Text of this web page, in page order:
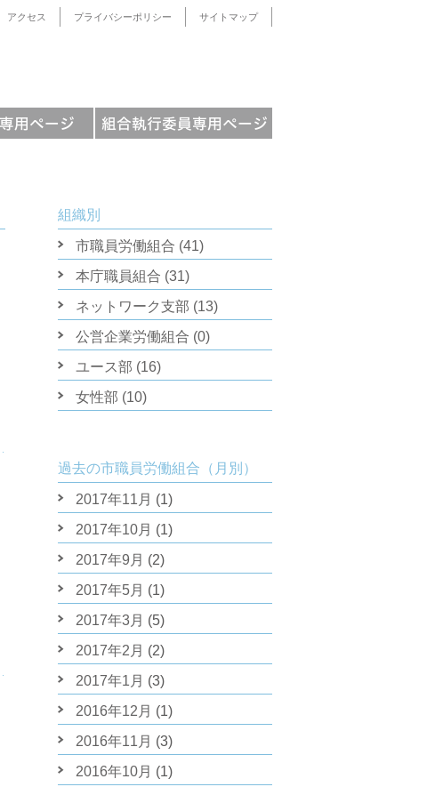
アクセス プライバシーポリシー サイトマップ
組織別
市職員労働組合 (41)
本庁職員組合 (31)
ネットワーク支部 (13)
公営企業労働組合 (0)
ユース部 (16)
女性部 (10)
過去の市職員労働組合（月別）
2017年11月 (1)
2017年10月 (1)
2017年9月 (2)
2017年5月 (1)
2017年3月 (5)
2017年2月 (2)
2017年1月 (3)
2016年12月 (1)
2016年11月 (3)
2016年10月 (1)